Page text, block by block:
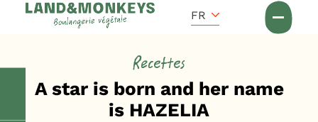
Panneau de gestion des cookies
Accueil
FR
Recettes
A star is born and her name
is HAZELIA